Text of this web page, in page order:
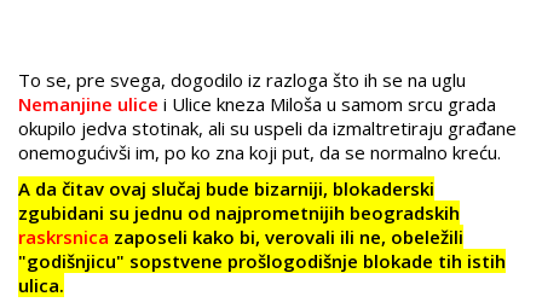
To se, pre svega, dogodilo iz razloga što ih se na uglu
Nemanjine ulice i Ulice kneza Miloša u samom srcu grada
okupilo jedva stotinak, ali su uspeli da izmaltretiraju građane
onemogućivši im, po ko zna koji put, da se normalno kreću.
A da čitav ovaj slučaj bude bizarniji, blokaderski
zgubidani su jednu od najprometnijih beogradskih
raskrsnica zaposeli kako bi, verovali ili ne, obeležili
"godišnjicu" sopstvene prošlogodišnje blokade tih istih
ulica.